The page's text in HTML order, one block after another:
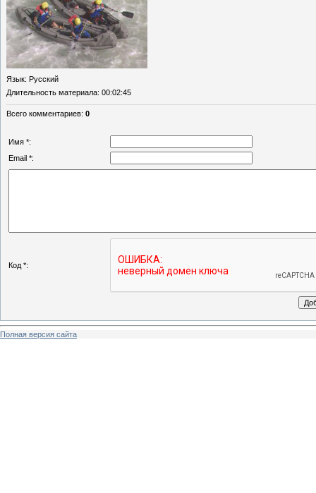
Язык: Русский
Длительность материала: 00:02:45
Всего комментариев: 0
Имя *:
Email *:
Код *:
Полная версия сайта